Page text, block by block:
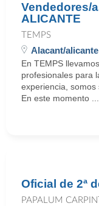
Vendedores/
ALICANTE
TEMPS
Alacant/alicante
En TEMPS
profesionales para
experiencia, somos
En este momento ...
Oficial de 2ª
PAPALUM